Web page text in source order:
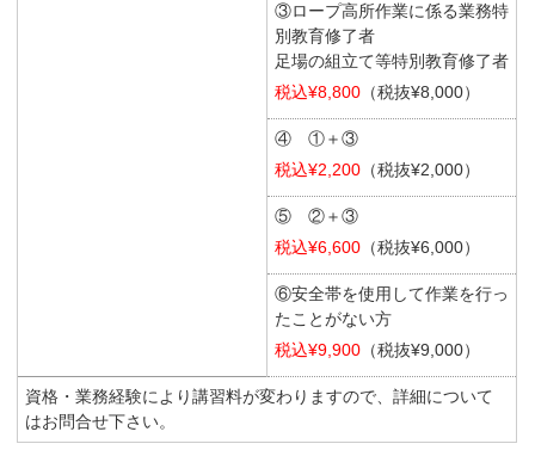
③ロープ高所作業に係る業務特
別教育修了者
足場の組立て等特別教育修了者
税込¥8,800 （税抜¥8,000）
④ ①＋③
税込¥2,200 （税抜¥2,000）
⑤ ②＋③
税込¥6,600 （税抜¥6,000）
⑥安全帯を使用して作業を行っ
たことがない方
税込¥9,900 （税抜¥9,000）
資格・業務経験により講習料が変わりますので、詳細について
はお問合せ下さい。